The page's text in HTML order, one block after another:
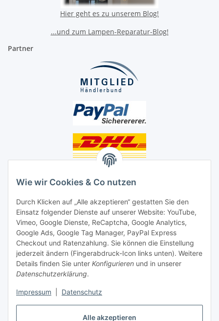
Alle akzeptieren
Wie wir Cookies & Co nutzen
Durch Klicken auf „Alle akzeptieren“ gestatten Sie den
Einsatz folgender Dienste auf unserer Website: YouTube,
Vimeo, Google Dienste, ReCaptcha, Google Analytics,
Google Ads, Google Tag Manager, PayPal Express
Checkout und Ratenzahlung. Sie können die Einstellung
jederzeit ändern (Fingerabdruck-Icon links unten). Weitere
Details finden Sie unter Konfigurieren und in unserer
Datenschutzerklärung.
Impressum Datenschutz
Hier geht es zu unserem Blog!
...und zum Lampen-Reparatur-Blog!
Partner
Social Media
Unsere Dienstleistungen
Lampenreparatur
Lichtservice für Senioren
Vertrag widerrufen